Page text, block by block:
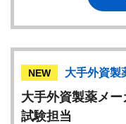
NEW 大手外資製
大手外資製薬メ
試験担当